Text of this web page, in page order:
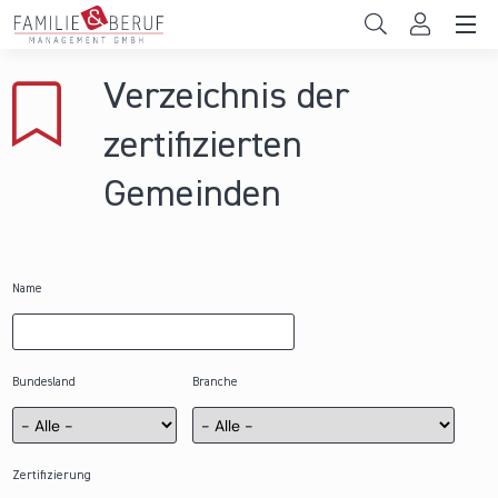
Direkt zum Inhalt
Gemeinden
Hochschulen
Verzeichnis der
zertifizierten
Gemeinden
Name
Bundesland Branche
Zertifizierung